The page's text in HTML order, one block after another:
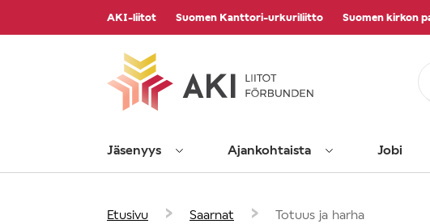
AKI-liitot Suomen Kanttori-urkuriliitto Suomen kirkon
Jäsenyys Ajankohtaista Jobi
Etusivu › Saarnat › Totuus ja harha